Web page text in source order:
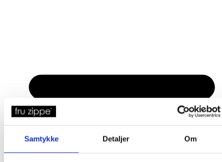
Samtykke Detaljer Om